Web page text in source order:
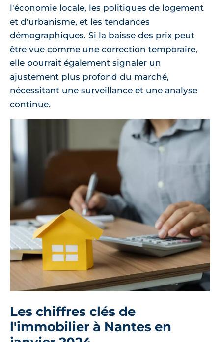
l'économie locale, les politiques de logement
et d'urbanisme, et les tendances
démographiques. Si la baisse des prix peut
être vue comme une correction temporaire,
elle pourrait également signaler un
ajustement plus profond du marché,
nécessitant une surveillance et une analyse
continue.
Les chiffres clés de
l'immobilier à Nantes en